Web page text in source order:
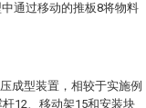
通过移动的推板8将物料
成型装置，相较于实施例
12、移动架15和安装块